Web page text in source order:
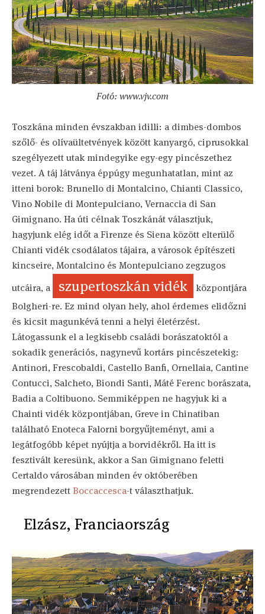
Fotó: www.vjv.com
Toszkána minden évszakban idilli: a dimbes-dombos
szőlő- és olívaültetvények között kanyargó, ciprusokkal
szegélyezett utak mindegyike egy-egy pincészethez
vezet. A táj látványa éppúgy megunhatatlan, mint az
itteni borok: Brunello di Montalcino, Chianti Classico,
Vino Nobile di Montepulciano, Vernaccia di San
Gimignano. Ha úti célnak Toszkánát választjuk,
hagyjunk elég időt a Firenze és Siena között elterülő
Chianti vidék csodálatos tájaira, a városok építészeti
kincseire, Montalcino és Montepulciano zegzugos
utcáira, a
szupertoszkán vidék
központjára
Bolgheri-re. Ez mind olyan hely, ahol érdemes elidőzni
és kicsit magunkévá tenni a helyi életérzést.
Látogassunk el a legkisebb családi borászatoktól a
sokadik generációs, nagynevű kortárs pincészetekig:
Antinori, Frescobaldi, Castello Banfi, Ornellaia, Cantine
Contucci, Salcheto, Biondi Santi, Máté Ferenc borászata,
Badia a Coltibuono. Semmiképpen ne hagyjuk ki a
Chainti vidék központjában, Greve in Chinatiban
található Enoteca Falorni borgyűjteményt, ami a
legátfogóbb képet nyújtja a borvidékről. Ha itt is
fesztivált keresünk, akkor a San Gimignano feletti
Certaldo városában minden év októberében
megrendezettBoccaccesca-t választhatjuk.
Elzász, Franciaország